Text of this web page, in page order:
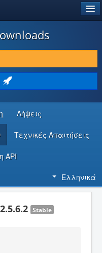
Λήψεις
Τεχνικές Απαιτήσεις
API
Ελληνικά
Stable